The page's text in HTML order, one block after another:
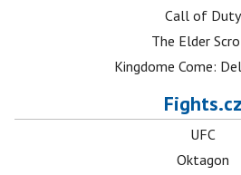
Call of Duty
The Elder
Kingdome Come:
Fights.cz
UFC
Oktagon